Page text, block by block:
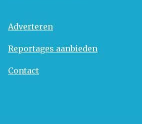
Adverteren
Reportages aanbieden
Contact